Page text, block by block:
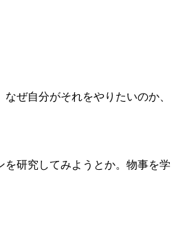
ぜ自分がそれをやりたいのか、
研究してみようとか。物事を学